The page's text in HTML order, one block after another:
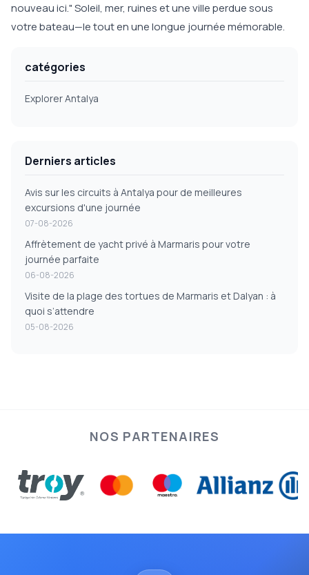
nouveau ici." Soleil, mer, ruines et une ville perdue sous
votre bateau—le tout en une longue journée mémorable.
catégories
Explorer Antalya
Derniers articles
Avis sur les circuits à Antalya pour de meilleures
excursions d'une journée
07-08-2026
Affrètement de yacht privé à Marmaris pour votre
journée parfaite
06-08-2026
Visite de la plage des tortues de Marmaris et Dalyan : à
quoi s’attendre
05-08-2026
NOS PARTENAIRES